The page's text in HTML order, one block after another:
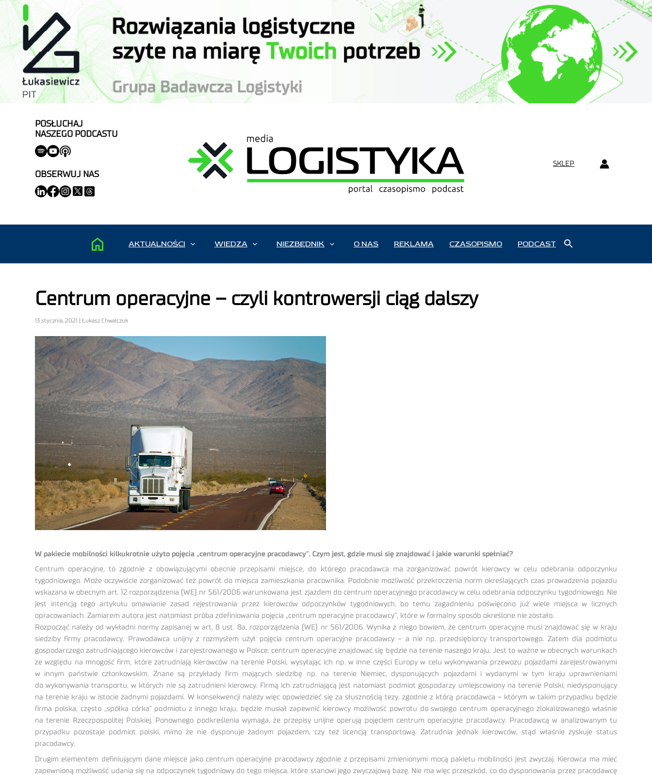
POSŁUCHAJ
NASZEGO PODCASTU
OBSERWUJ NAS
SKLEP
AKTUALNOŚCI WIEDZA NIEZBĘDNIK O NAS REKLAMA CZASOPISMO PODCAST
Centrum operacyjne – czyli kontrowersji ciąg dalszy
13 stycznia, 2021 | Łukasz Chwalczuk
W pakiecie mobilności kilkukrotnie użyto pojęcia „centrum operacyjne pracodawcy”. Czym jest, gdzie musi się znajdować i jakie warunki spełniać?
Centrum operacyjne, to zgodnie z obowiązującymi obecnie przepisami miejsce, do którego pracodawca ma zorganizować powrót kierowcy w celu odebrania odpoczynku
tygodniowego. Może oczywiście zorganizować też powrót do miejsca zamieszkania pracownika. Podobnie możliwość przekroczenia norm określających czas prowadzenia pojazdu
wskazana w obecnym art. 12 rozporządzenia (WE) nr 561/2006 warunkowana jest zjazdem do centrum operacyjnego pracodawcy w celu odebrania odpoczynku tygodniowego. Nie
jest intencją tego artykułu omawianie zasad rejestrowania przez kierowców odpoczynków tygodniowych, bo temu zagadnieniu poświęcono już wiele miejsca w licznych
opracowaniach. Zamiarem autora jest natomiast próba zdefiniowania pojęcia „centrum operacyjne pracodawcy”, które w formalny sposób określone nie zostało.
Rozpocząć należy od wykładni normy zapisanej w art. 8 ust. 8a, rozporządzenia (WE) nr 561/2006. Wynika z niego bowiem, że centrum operacyjne musi znajdować się w kraju
siedziby firmy pracodawcy. Prawodawca unijny z rozmysłem użył pojęcia centrum operacyjne pracodawcy – a nie np. przedsiębiorcy transportowego. Zatem dla podmiotu
gospodarczego zatrudniającego kierowców i zarejestrowanego w Polsce, centrum operacyjne znajdować się będzie na terenie naszego kraju. Jest to ważne w obecnych warunkach
ze względu na mnogość firm, które zatrudniają kierowców na terenie Polski, wysyłając ich np. w inne części Europy w celu wykonywania przewozu pojazdami zarejestrowanymi
w innym państwie członkowskim. Znane są przykłady firm mających siedzibę np. na terenie Niemiec, dysponujących pojazdami i wydanymi w tym kraju uprawnieniami
do wykonywania transportu, w których nie są zatrudnieni kierowcy. Firmą ich zatrudniającą jest natomiast podmiot gospodarzy umiejscowiony na terenie Polski, niedysponujący
na terenie kraju w istocie żadnymi pojazdami. W konsekwencji należy więc opowiedzieć się za słusznością tezy, zgodnie z którą pracodawca – którym w takim przypadku będzie
firma polska, często „spółka córka” podmiotu z innego kraju, będzie musiał zapewnić kierowcy możliwość powrotu do swojego centrum operacyjnego zlokalizowanego właśnie
na terenie Rzeczpospolitej Polskiej. Ponownego podkreślenia wymaga, że przepisy unijne operują pojęciem centrum operacyjne pracodawcy. Pracodawcą w analizowanym tu
przypadku pozostaje podmiot polski, mimo że nie dysponuje żadnym pojazdem, czy też licencją transportową. Zatrudnia jednak kierowców, stąd właśnie zyskuje status
pracodawcy.
Drugim elementem definiującym dane miejsce jako centrum operacyjne pracodawcy zgodnie z przepisami zmienionymi mocą pakietu mobilności jest zwyczaj. Kierowca ma mieć
zapewnioną możliwość udania się na odpoczynek tygodniowy do tego miejsca, które stanowi jego zwyczajową bazę. Nie ma więc przeszkód, co do dysponowania przez pracodawcę